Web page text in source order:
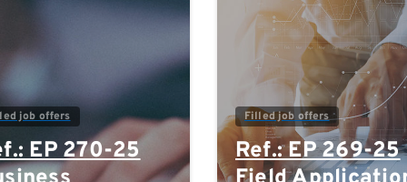
job offers
EP 270-25
Filled job offers
Ref.: EP 269-25